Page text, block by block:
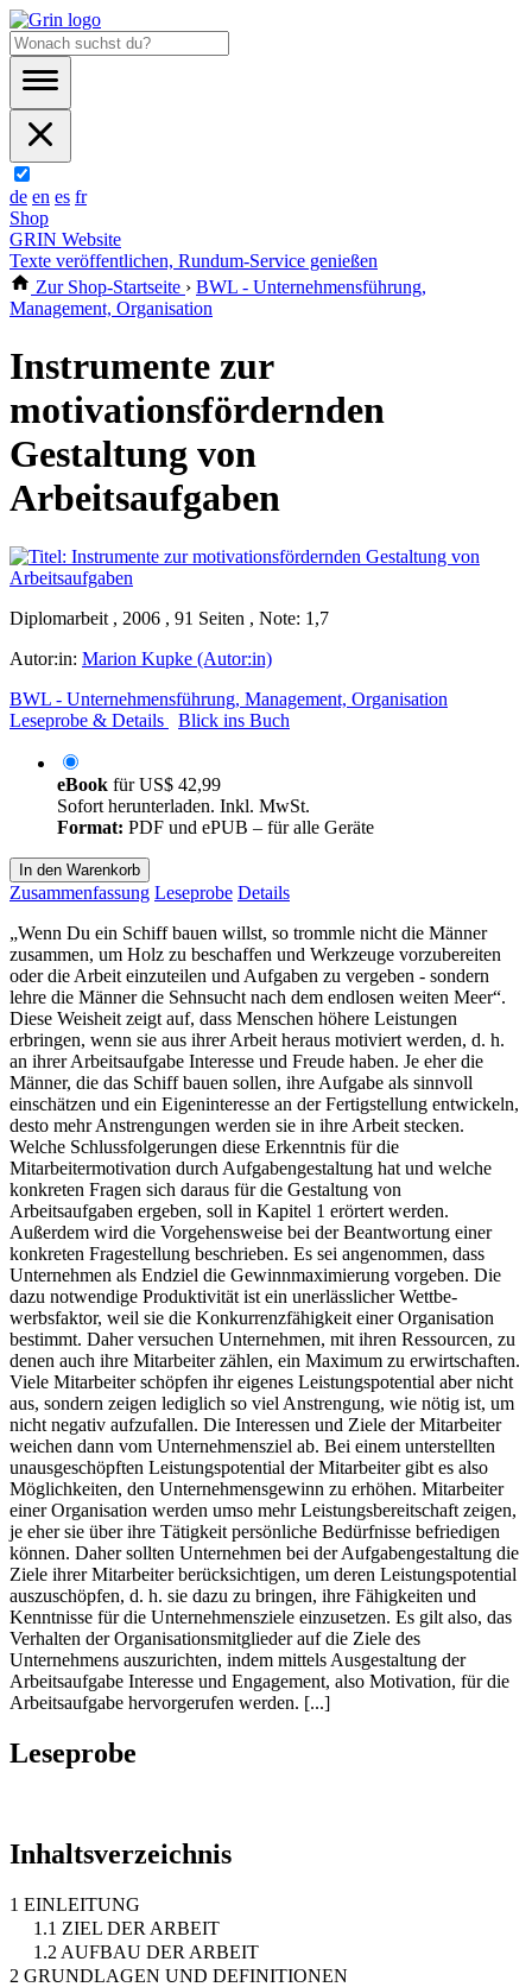
de en es fr
Shop
GRIN Website
Texte veröffentlichen, Rundum-Service genießen
Zur Shop-Startseite › BWL - Unternehmensführung,
Management, Organisation
Instrumente zur
motivationsfördernden
Gestaltung von
Arbeitsaufgaben
Diplomarbeit , 2006 , 91 Seiten , Note: 1,7
Autor:in: Marion Kupke (Autor:in)
BWL - Unternehmensführung, Management, Organisation
Leseprobe & Details
Blick ins Buch
eBook fürUS$ 42,99
Sofort herunterladen. Inkl. MwSt.
Format: PDF und ePUB – für alle Geräte
In den Warenkorb
Zusammenfassung Leseprobe Details
„Wenn Du ein Schiff bauen willst, so trommle nicht die Männer
zusammen, um Holz zu beschaffen und Werkzeuge vorzubereiten
oder die Arbeit einzuteilen und Aufgaben zu vergeben - sondern
lehre die Männer die Sehnsucht nach dem endlosen weiten Meer“.
Diese Weisheit zeigt auf, dass Menschen höhere Leistungen
erbringen, wenn sie aus ihrer Arbeit heraus motiviert werden, d. h.
an ihrer Arbeitsaufgabe Interesse und Freude haben. Je eher die
Männer, die das Schiff bauen sollen, ihre Aufgabe als sinnvoll
einschätzen und ein Eigeninteresse an der Fertigstellung entwickeln,
desto mehr Anstrengungen werden sie in ihre Arbeit stecken.
Welche Schlussfolgerungen diese Erkenntnis für die
Mitarbeitermotivation durch Aufgabengestaltung hat und welche
konkreten Fragen sich daraus für die Gestaltung von
Arbeitsaufgaben ergeben, soll in Kapitel 1 erörtert werden.
Außerdem wird die Vorgehensweise bei der Beantwortung einer
konkreten Fragestellung beschrieben. Es sei angenommen, dass
Unternehmen als Endziel die Gewinnmaximierung vorgeben. Die
dazu notwendige Produktivität ist ein unerlässlicher Wettbe-
werbsfaktor, weil sie die Konkurrenzfähigkeit einer Organisation
bestimmt. Daher versuchen Unternehmen, mit ihren Ressourcen, zu
denen auch ihre Mitarbeiter zählen, ein Maximum zu erwirtschaften.
Viele Mitarbeiter schöpfen ihr eigenes Leistungspotential aber nicht
aus, sondern zeigen lediglich so viel Anstrengung, wie nötig ist, um
nicht negativ aufzufallen. Die Interessen und Ziele der Mitarbeiter
weichen dann vom Unternehmensziel ab. Bei einem unterstellten
unausgeschöpften Leistungspotential der Mitarbeiter gibt es also
Möglichkeiten, den Unternehmensgewinn zu erhöhen. Mitarbeiter
einer Organisation werden umso mehr Leistungsbereitschaft zeigen,
je eher sie über ihre Tätigkeit persönliche Bedürfnisse befriedigen
können. Daher sollten Unternehmen bei der Aufgabengestaltung die
Ziele ihrer Mitarbeiter berücksichtigen, um deren Leistungspotential
auszuschöpfen, d. h. sie dazu zu bringen, ihre Fähigkeiten und
Kenntnisse für die Unternehmensziele einzusetzen. Es gilt also, das
Verhalten der Organisationsmitglieder auf die Ziele des
Unternehmens auszurichten, indem mittels Ausgestaltung der
Arbeitsaufgabe Interesse und Engagement, also Motivation, für die
Arbeitsaufgabe hervorgerufen werden. [...]
Leseprobe
Inhaltsverzeichnis
1 EINLEITUNG
1.1 ZIEL DER ARBEIT
1.2 AUFBAU DER ARBEIT
2 GRUNDLAGEN UND DEFINITIONEN